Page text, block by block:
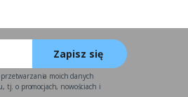
Zapisz się
moich danych
tj. o promocjach, nowościach i